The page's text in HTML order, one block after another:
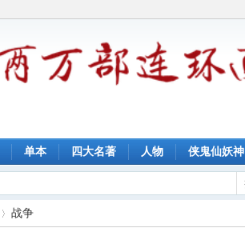
单本 四大名著 人物 侠鬼仙妖神
战争